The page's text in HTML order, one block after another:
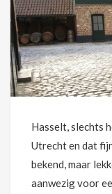
Hasselt, slechts
Utrecht en dat
bekend, maar
aanwezig voor